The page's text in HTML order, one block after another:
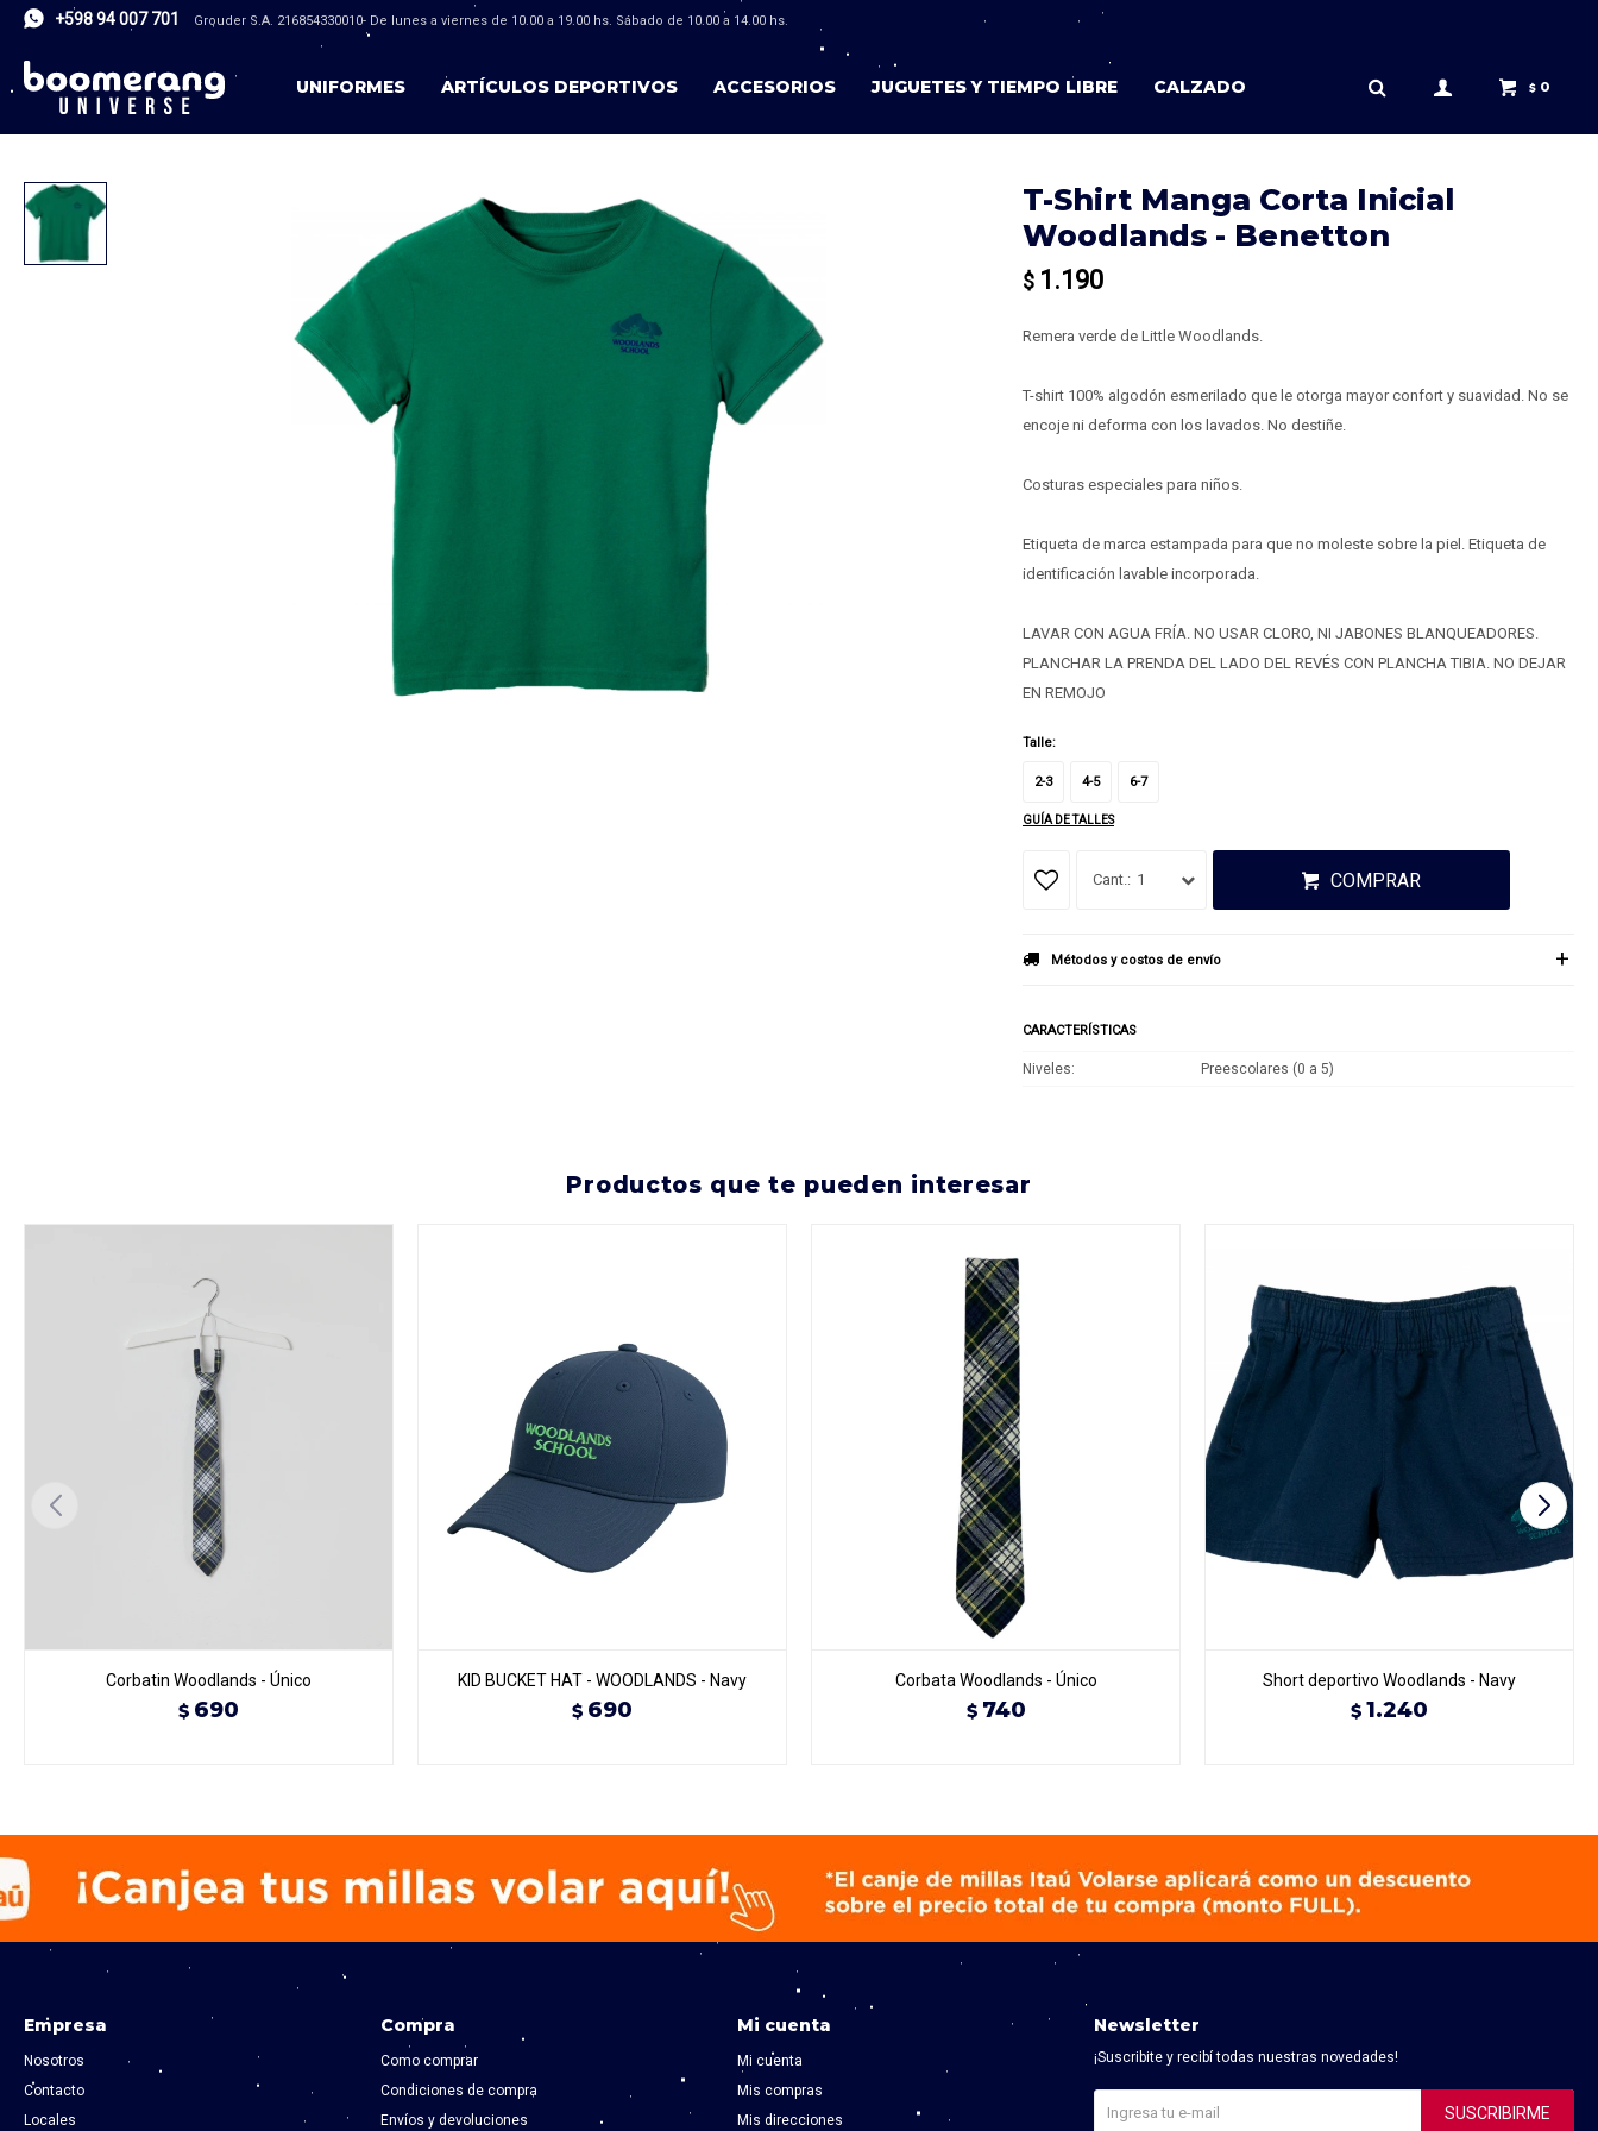
UNIFORMES ARTÍCULOS DEPORTIVOS ACCESORIOS JUGUETES Y TIEMPO LIBRE CALZADO $ 0
+598 94 007 701 Grouder S.A. 216854330010- De lunes a viernes de 10.00 a 19.00 hs. Sábado de 10.00 a 14.00 hs.
T-Shirt Manga Corta Inicial
Woodlands - Benetton
$ 1.190
Remera verde de Little Woodlands.
T-shirt 100% algodón esmerilado que le otorga mayor confort y suavidad. No se
encoje ni deforma con los lavados. No destiñe.
Costuras especiales para niños.
Etiqueta de marca estampada para que no moleste sobre la piel. Etiqueta de
identificación lavable incorporada.
LAVAR CON AGUA FRÍA. NO USAR CLORO, NI JABONES BLANQUEADORES.
PLANCHAR LA PRENDA DEL LADO DEL REVÉS CON PLANCHA TIBIA. NO DEJAR
EN REMOJO
Talle:
2-3 4-5 6-7
GUÍA DE TALLES
1 COMPRAR
Métodos y costos de envío
CARACTERÍSTICAS
Niveles Preescolares (0 a 5)
productos que te pueden interesar
Corbatin Woodlands - Único
$ 690
KID BUCKET HAT - WOODLANDS - Navy
$ 690
Corbata Woodlands - Único
$ 740
Short deportivo Woodlands - Navy
$ 1.240
Empresa
Nosotros
Contacto
Locales
Compra
Como comprar
Condiciones de compra
Envíos y devoluciones
Mi cuenta
Mi cuenta
Mis compras
Mis direcciones
Newsletter
¡Suscribite y recibí todas nuestras novedades!
SUSCRIBIRME